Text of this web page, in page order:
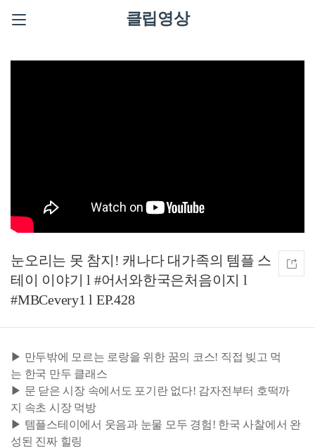
클립영상
눈오리는 못 참지! 캐나다 대가족의 템플 스
테이 이야기 l #어서와한국은처음이지 l
#MBCevery1 l EP.428
▶ 만두밖에 모르는 로랑을 위한 꿈의 코스! 직접 빚고 먹
는 한국 만두 클래스
▶ 문 닫은 시장 속에서도 포기란 없다! 감자전부터 호떡까
지 속초 시장 먹방
▶ 템플스테이에서 웃음과 눈물 모두 경험! 한국 사찰에서 완
성된 진짜 힐링